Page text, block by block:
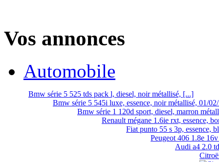
Vos annonces
Automobile
Bmw série 5 525 tds pack l, diesel, noir métallisé, [...]
Bmw série 5 545i luxe, essence, noir métallisé, 01/
Bmw série 1 120d sport, diesel, marron
Renault mégane 1.6ie rxt, essence,
Fiat punto 55 s 3p, essence,
Peugeot 406 1.8e
Audi a4 2.0